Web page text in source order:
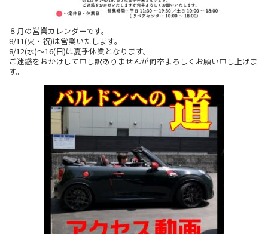
８月の営業カレンダーです。
8/11(火・祝)は営業いたします。
8/12(水)～16(日)は夏季休業となります。
ご迷惑をおかけして申し訳ありませんが何卒よろしくお願い申し上げま
す。